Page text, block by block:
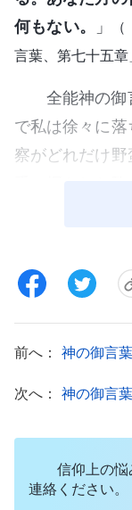
何もない。
」
言葉、第七十五章
全能神の御
で私は徐々に
察がどれだけ
いる。私が心
ることなんて
に拷問して殴
試そうとなさ
ませようと、神
めることはで
のだから」そ
のことなど怖
と決意しまし
前へ： 神の御言
次へ： 神の御言
信仰上の
連絡ください。